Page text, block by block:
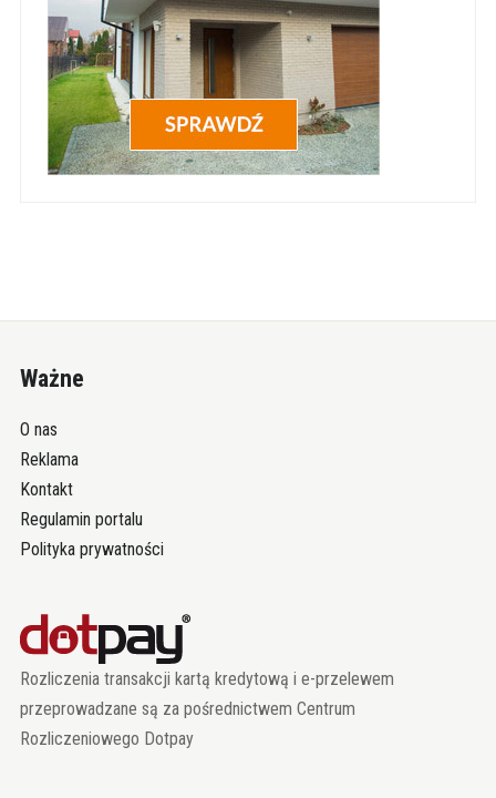
Ważne
O nas
Reklama
Kontakt
Regulamin portalu
Polityka prywatności
Rozliczenia transakcji kartą kredytową i e-przelewem
przeprowadzane są za pośrednictwem Centrum
Rozliczeniowego Dotpay